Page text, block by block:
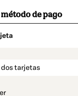
de pago
dos tarjetas